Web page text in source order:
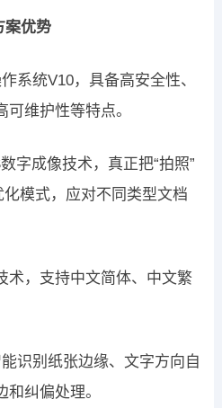
案优势
系统V10，具备高安全性、
维护性等特点。
字成像技术，真正把“拍照”
化模式，应对不同类型文档
术，支持中文简体、中文繁
识别纸张边缘、文字方向自
纠偏处理。